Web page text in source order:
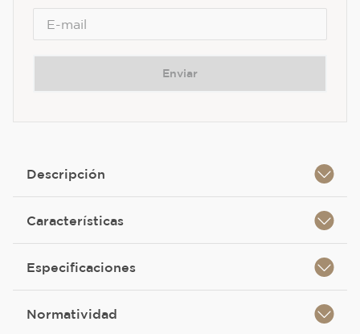
Enviar
Descripción
Características
Especificaciones
Normatividad